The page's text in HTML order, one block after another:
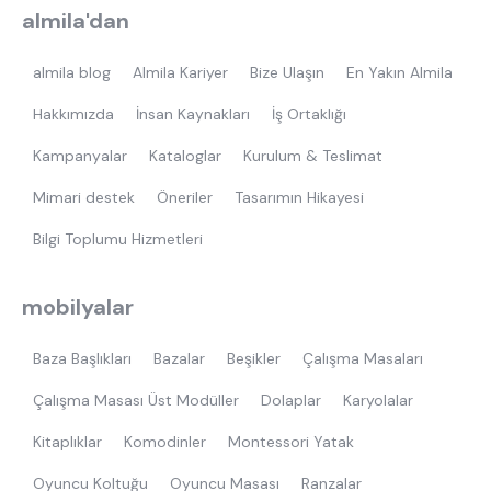
almila'dan
almila blog Almila Kariyer Bize Ulaşın En Yakın Almila
Hakkımızda İnsan Kaynakları İş Ortaklığı
Kampanyalar Kataloglar Kurulum & Teslimat
Mimari destek Öneriler Tasarımın Hikayesi
Bilgi Toplumu Hizmetleri
mobilyalar
Baza Başlıkları Bazalar Beşikler Çalışma Masaları
Çalışma Masası Üst Modüller Dolaplar Karyolalar
Kitaplıklar Komodinler Montessori Yatak
Oyuncu Koltuğu Oyuncu Masası Ranzalar